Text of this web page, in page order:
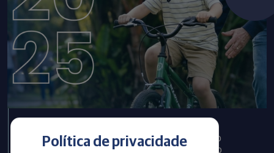
Política de privacidade
Infraprev publica Relatório
Anual com informações do